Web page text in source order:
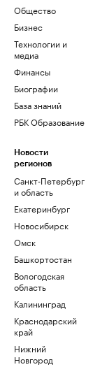
Общество
Бизнес
Технологии и
медиа
Финансы
Биографии
База знаний
РБК Образование
Новости
регионов
Санкт-Петербург
и область
Екатеринбург
Новосибирск
Омск
Башкортостан
Вологодская
область
Калининград
Краснодарский
край
Нижний
Новгород